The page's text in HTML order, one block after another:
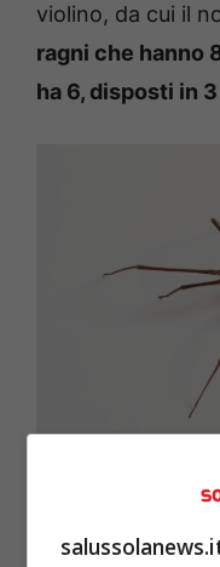
violino, da cui il
ragni che hanno
ha 6, disposti in
Il frutto per tenere
Ha zampe